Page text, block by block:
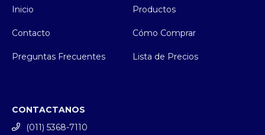
Inicio
Productos
Contacto Cómo Comprar
Preguntas Frecuentes Lista de Precios
CONTACTANOS
(011) 5368-7110